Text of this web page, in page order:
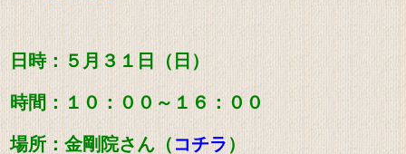
日時：５月３１日（日）
時間：１０ ：００～１６：００
場所：金剛院さん（ コチラ ）